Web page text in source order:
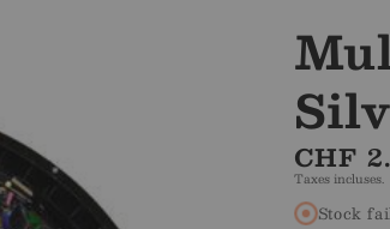
Prix
régulier
CHF
Taxes incluses.
Stock